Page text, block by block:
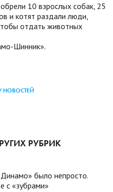
10 взрослых собак, 25
и котят раздали люди,
отдать животных
Шинник».
НОВОСТЕЙ
РУБРИК
было непросто.
с «зубрами»